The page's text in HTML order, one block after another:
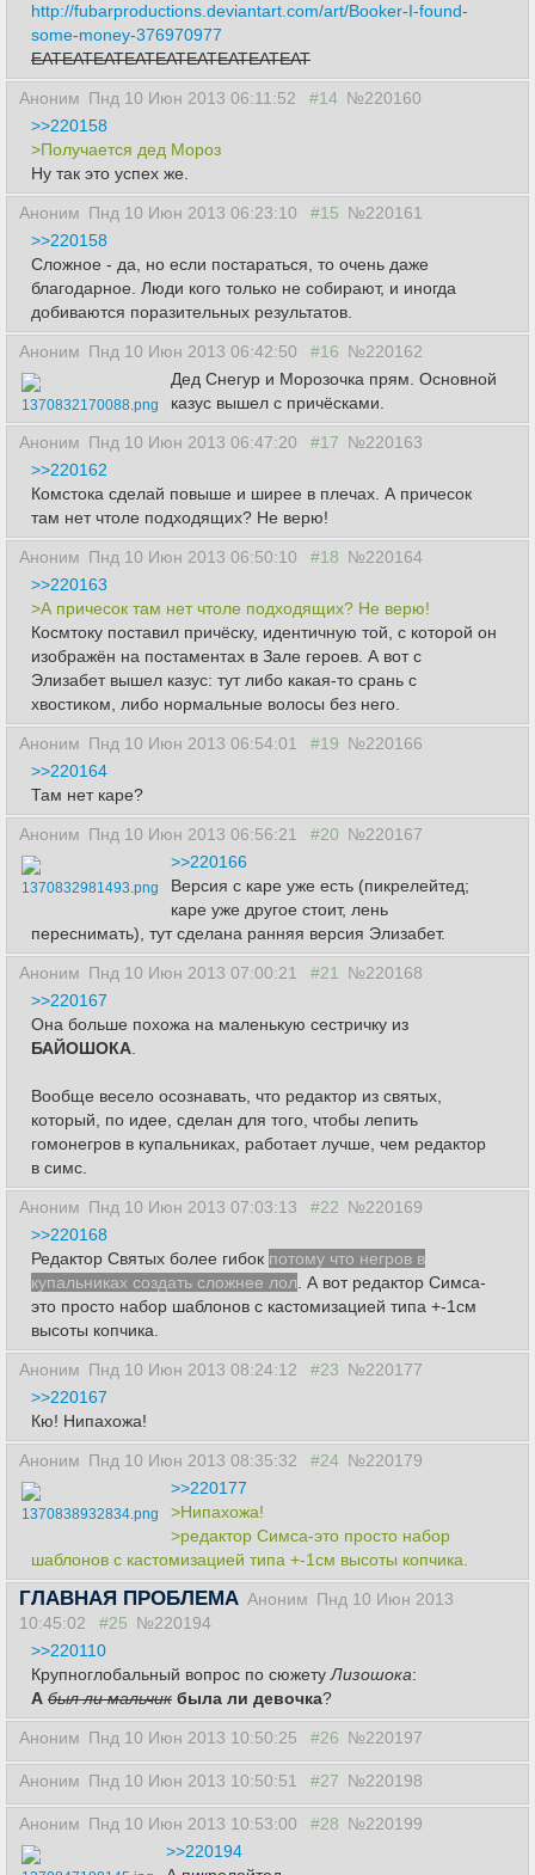
http://fubarproductions.deviantart.com/art/Booker-I-found-
some-money-376970977
EATEATEATEATEATEATEATEATEAT
Аноним Пнд 10 Июн 2013 06:11:52 #14 №220160
>>220158
>Получается дед Мороз
Ну так это успех же.
Аноним Пнд 10 Июн 2013 06:23:10 #15 №220161
>>220158
Сложное - да, но если постараться, то очень даже
благодарное. Люди кого только не собирают, и иногда
добиваются поразительных результатов.
Аноним Пнд 10 Июн 2013 06:42:50 #16 №220162
1370832170088.png
Дед Снегур и Морозочка прям. Основной
казус вышел с причёсками.
Аноним Пнд 10 Июн 2013 06:47:20 #17 №220163
>>220162
Комстока сделай повыше и ширее в плечах. А причесок
там нет чтоле подходящих? Не верю!
Аноним Пнд 10 Июн 2013 06:50:10 #18 №220164
>>220163
>А причесок там нет чтоле подходящих? Не верю!
Космтоку поставил причёску, идентичную той, с которой он
изображён на постаментах в Зале героев. А вот с
Элизабет вышел казус: тут либо какая-то срань с
хвостиком, либо нормальные волосы без него.
Аноним Пнд 10 Июн 2013 06:54:01 #19 №220166
>>220164
Там нет каре?
Аноним Пнд 10 Июн 2013 06:56:21 #20 №220167
1370832981493.png
>>220166
Версия с каре уже есть (пикрелейтед;
каре уже другое стоит, лень
переснимать), тут сделана ранняя версия Элизабет.
Аноним Пнд 10 Июн 2013 07:00:21 #21
№220168
>>220167
Она больше похожа на маленькую сестричку из
БАЙОШОКА
Вообще весело осознавать, что редактор из святых,
который, по идее, сделан для того, чтобы лепить
гомонегров в купальниках, работает лучше, чем редактор
в симс.
Аноним Пнд 10 Июн 2013 07:03:13 #22 №220169
>>220168
Редактор Святых более гибок потому что негров в
купальниках создать сложнее лол . А вот редактор Симса-
это просто набор шаблонов с кастомизацией типа +-1см
высоты копчика.
Аноним Пнд 10 Июн 2013 08:24:12 #23 №220177
>>220167
Кю! Нипахожа!
Аноним Пнд 10 Июн 2013 08:35:32 #24 №220179
1370838932834.png
>>220177
>Нипахожа!
>редактор Симса-это просто набор
шаблонов с кастомизацией типа +-1см высоты копчика.
ГЛАВНАЯ ПРОБЛЕМА Аноним Пнд 10 Июн 2013
10:45:02
#25 №220194
>>220110
Крупноглобальный вопрос по сюжету Лизошока:
А был ли мальчик была ли девочка?
Аноним Пнд 10 Июн 2013 10:50:25 #26 №220197
Аноним Пнд 10 Июн 2013 10:50:51 #27 №220198
Аноним Пнд 10 Июн 2013 10:53:00 #28 №220199
>>220194